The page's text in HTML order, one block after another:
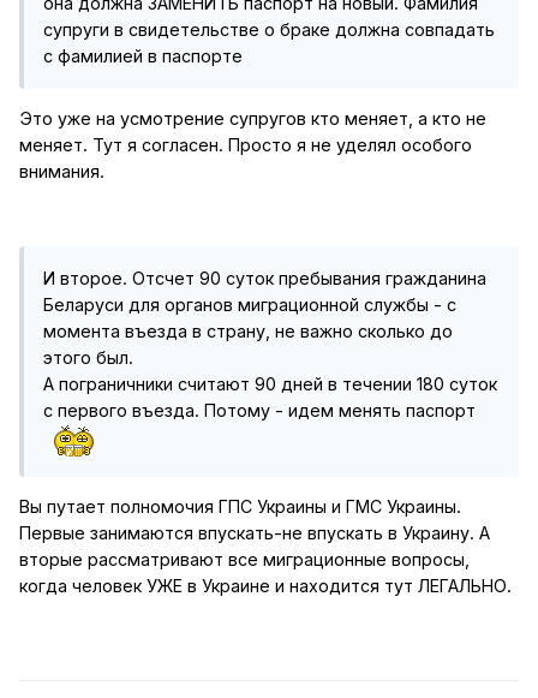
супруги в свидетельстве о браке должна совпадать
с фамилией в паспорте
Это уже на усмотрение супругов кто меняет, а кто не
меняет. Тут я согласен. Просто я не уделял особого
внимания.
И второе. Отсчет 90 суток пребывания гражданина
Беларуси для органов миграционной службы - с
момента въезда в страну, не важно сколько до
этого был.
А пограничники считают 90 дней в течении 180 суток
с первого въезда. Потому - идем менять паспорт
Вы путает полномочия ГПС Украины и ГМС Украины.
Первые занимаются впускать-не впускать в Украину. А
вторые рассматривают все миграционные вопросы,
когда человек УЖЕ в Украине и находится тут ЛЕГАЛЬНО.